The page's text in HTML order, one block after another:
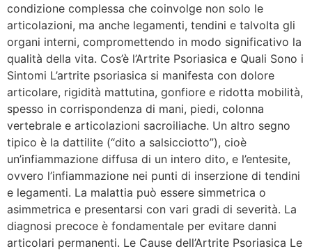
condizione complessa che coinvolge non solo le
articolazioni, ma anche legamenti, tendini e talvolta gli
organi interni, compromettendo in modo significativo la
qualità della vita. Cos’è l’Artrite Psoriasica e Quali Sono i
Sintomi L’artrite psoriasica si manifesta con dolore
articolare, rigidità mattutina, gonfiore e ridotta mobilità,
spesso in corrispondenza di mani, piedi, colonna
vertebrale e articolazioni sacroiliache. Un altro segno
tipico è la dattilite (“dito a salsicciotto”), cioè
un’infiammazione diffusa di un intero dito, e l’entesite,
ovvero l’infiammazione nei punti di inserzione di tendini
e legamenti. La malattia può essere simmetrica o
asimmetrica e presentarsi con vari gradi di severità. La
diagnosi precoce è fondamentale per evitare danni
articolari permanenti. Le Cause dell’Artrite Psoriasica Le